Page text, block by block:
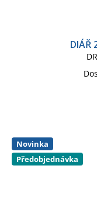
DIÁŘ
Novinka
Předobjednávka